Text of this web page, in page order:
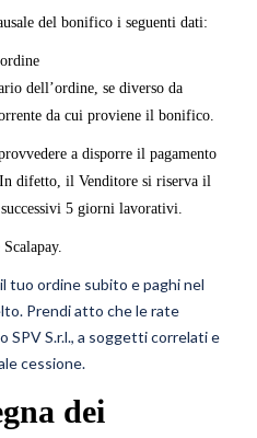
del bonifico i seguenti dati:
dell’ordine, se diverso da
da cui proviene il bonifico.
a disporre il pagamento
difetto, il Venditore si riserva il
5 giorni lavorativi.
tuo ordine subito e paghi nel
Prendi atto che le rate
S.r.l., a soggetti correlati e
cessione.
dei